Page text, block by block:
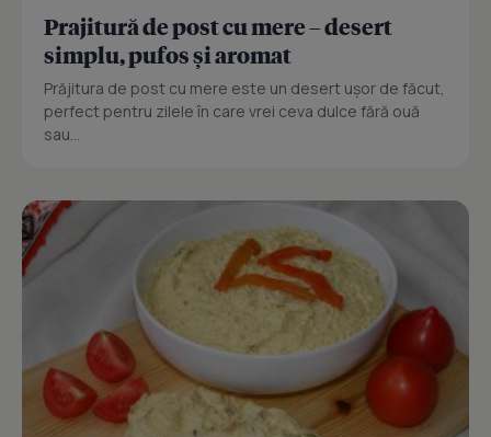
Prajitură de post cu mere – desert
simplu, pufos și aromat
Prăjitura de post cu mere este un desert ușor de făcut,
perfect pentru zilele în care vrei ceva dulce fără ouă
sau...